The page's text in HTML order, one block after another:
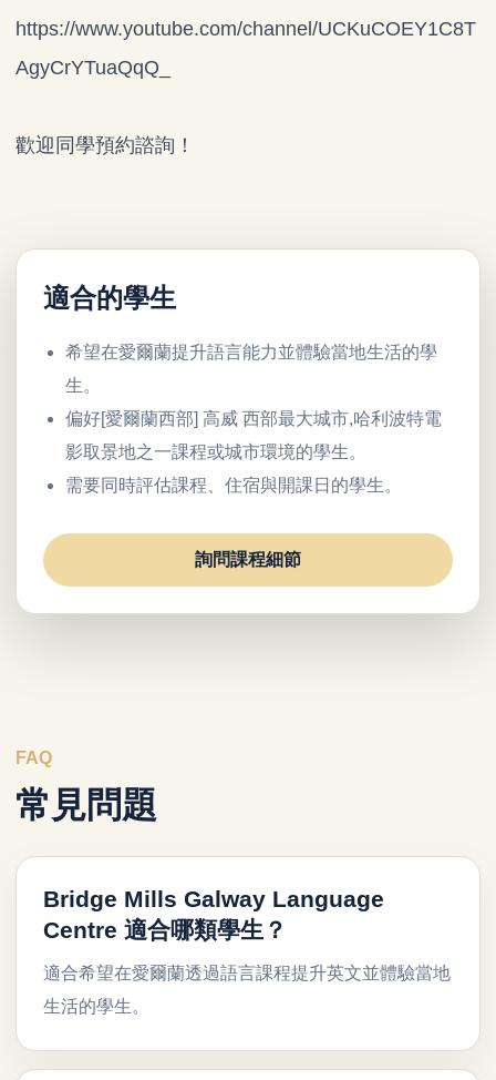
https://www.youtube.com/channel/UCKuCOEY1C8T
AgyCrYTuaQqQ
歡迎同學預約諮詢！
適合的學生
希望在愛爾蘭提升語言能力並體驗當地生活的學
生。
偏好[愛爾蘭西部] 高威 西部最大城市,哈利波特電
影取景地之一課程或城市環境的學生。
需要同時評估課程、住宿與開課日的學生。
詢問課程細節
FAQ
常見問題
Bridge Mills Galway Language
Centre 適合哪類學生？
適合希望在愛爾蘭透過語言課程提升英文並體驗當地
生活的學生。